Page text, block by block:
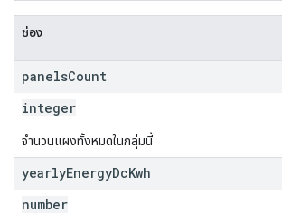
ช่อง
panelsCount
integer
จำนวนแผงทั้งหมดในกลุ่มนี้
yearlyEnergyDcKwh
number